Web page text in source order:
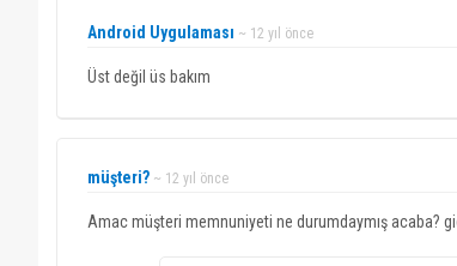
Android Uygulaması ~ 12 yıl önce
Üst değil üs bakım
müşteri? ~ 12 yıl önce
Amac müşteri memnuniyeti ne durumdaymış acaba?